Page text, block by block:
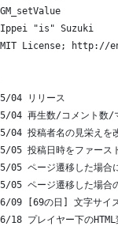
"is" Suzuki
License; http://
リリース
生数/コメント数/マ
投稿者名の見栄えを
稿日時をファースト
ージ遷移した場合に
ージ遷移した場合の
[69の日] 文字サイズ
レイヤー下のHTML